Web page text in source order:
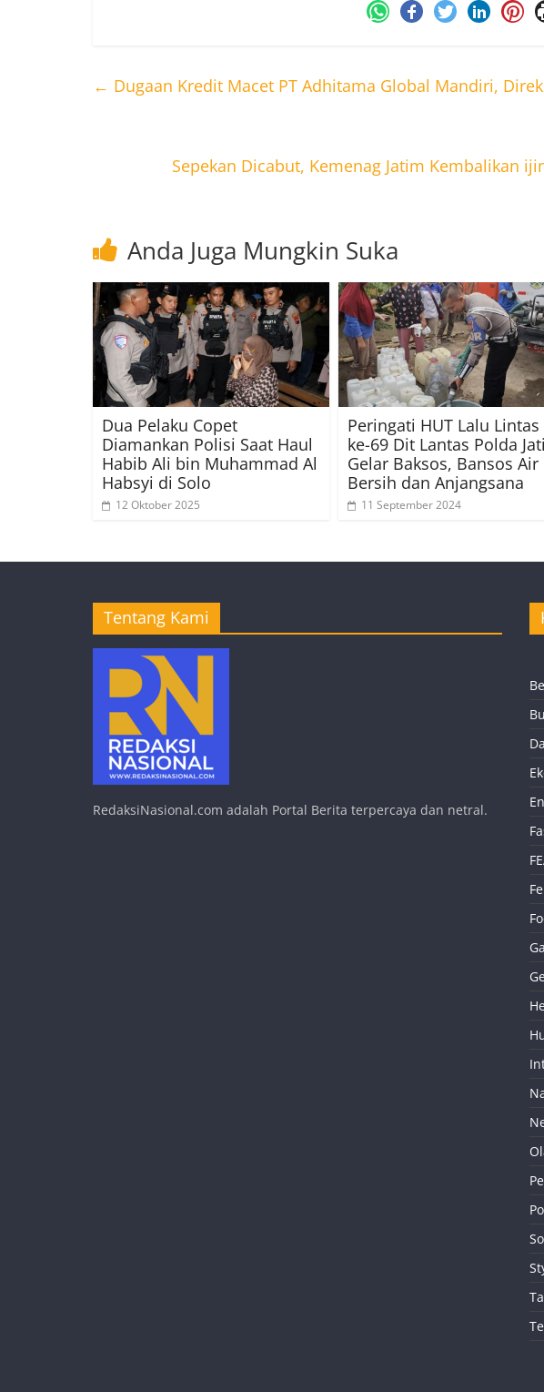
← Dugaan Kredit Macet PT Adhitama Global Mandiri,
Sepekan Dicabut, Kemenag Jatim Kembalikan
Anda Juga Mungkin Suka
Dua Pelaku Copet
Diamankan Polisi Saat Haul
Habib Ali bin Muhammad Al
Habsyi di Solo
12 Oktober 2025
Peringati HUT Lalu Lintas
ke-69 Dit Lantas Polda
Gelar Baksos, Bansos Air
Bersih dan Anjangsana
11 September 2024
Tentang Kami
RedaksiNasional.com adalah Portal Berita terpercaya dan netral.